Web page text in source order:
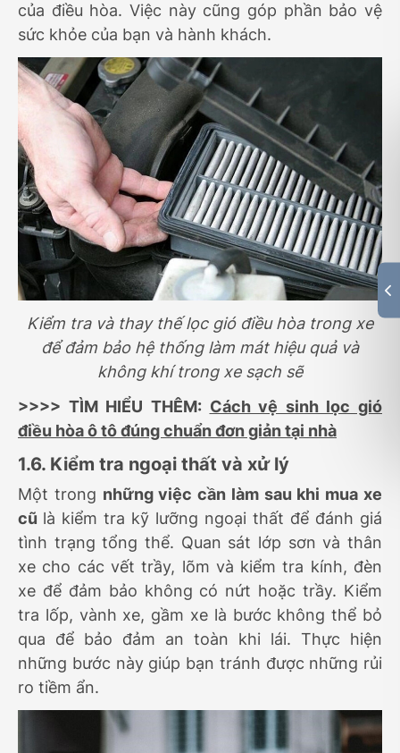
của điều hòa. Việc này cũng góp phần bảo vệ
sức khỏe của bạn và hành khách.
Kiểm tra và thay thế lọc gió điều hòa trong xe
để đảm bảo hệ thống làm mát hiệu quả và
không khí trong xe sạch sẽ
>>>> TÌM HIỂU THÊM: Cách vệ sinh lọc gió
điều hòa ô tô đúng chuẩn đơn giản tại nhà
1.6. Kiểm tra ngoại thất và xử lý
Một trong những việc cần làm sau khi mua xe
cũ là kiểm tra kỹ lưỡng ngoại thất để đánh giá
tình trạng tổng thể. Quan sát lớp sơn và thân
xe cho các vết trầy, lõm và kiểm tra kính, đèn
xe để đảm bảo không có nứt hoặc trầy. Kiểm
tra lốp, vành xe, gầm xe là bước không thể bỏ
qua để bảo đảm an toàn khi lái. Thực hiện
những bước này giúp bạn tránh được những rủi
ro tiềm ẩn.